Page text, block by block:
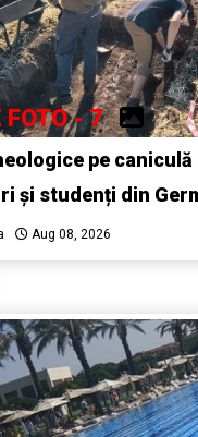
FOTO - 7
pe caniculă
și studenți din
Aug 08, 2026